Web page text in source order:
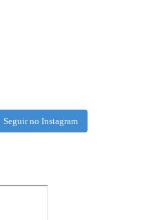
Seguir no Instagram